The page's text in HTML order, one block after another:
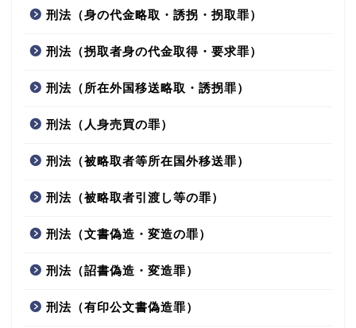
刑法（身の代金略取・誘拐・拐取罪）
刑法（拐取者身の代金取得・要求罪）
刑法（所在外国移送略取・誘拐罪）
刑法（人身売買の罪）
刑法（被略取者等所在国外移送罪）
刑法（被略取者引渡し等の罪）
刑法（文書偽造・変造の罪）
刑法（詔書偽造・変造罪）
刑法（有印公文書偽造罪）